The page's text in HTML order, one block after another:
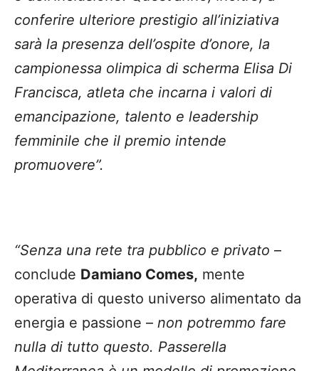
conferire ulteriore prestigio all’iniziativa
sarà la presenza dell’ospite d’onore, la
campionessa olimpica di scherma Elisa Di
Francisca, atleta che incarna i valori di
emancipazione, talento e leadership
femminile che il premio intende
promuovere”.
“Senza una rete tra pubblico e privato –
conclude Damiano Comes, mente
operativa di questo universo alimentato da
energia e passione – non potremmo fare
nulla di tutto questo. Passerella